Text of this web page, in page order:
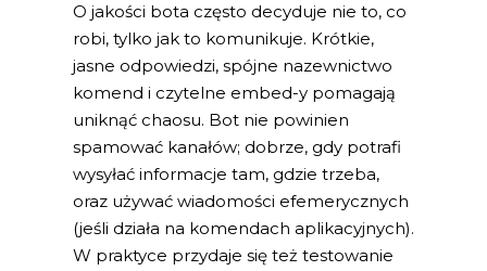
O jakości bota często decyduje nie to, co
robi, tylko jak to komunikuje. Krótkie,
jasne odpowiedzi, spójne nazewnictwo
komend i czytelne embed-y pomagają
uniknąć chaosu. Bot nie powinien
spamować kanałów; dobrze, gdy potrafi
wysyłać informacje tam, gdzie trzeba,
oraz używać wiadomości efemerycznych
(jeśli działa na komendach aplikacyjnych).
W praktyce przydaje się też testowanie